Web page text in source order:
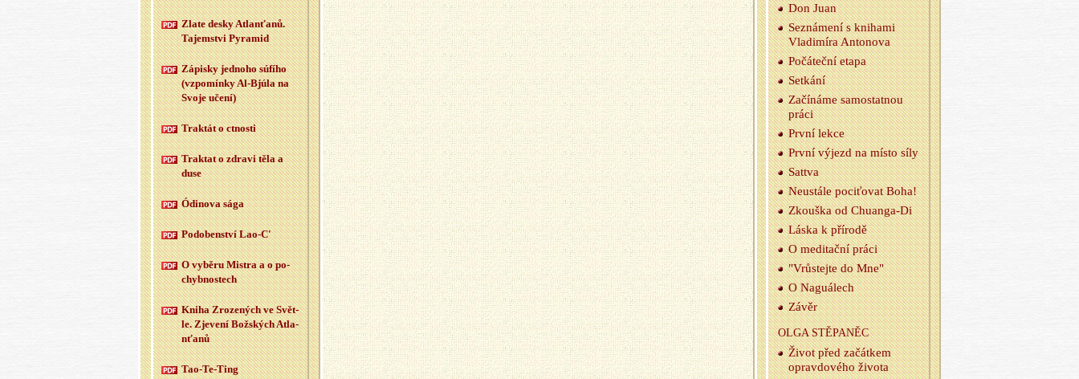
Don Juan
Se­zná­me­ní s kni­ha­mi
Vla­di­mí­ra An­to­no­va
Po­čá­teč­ní etapa
Se­tká­ní
Za­čí­ná­me sa­mo­stat­nou
práci
První lekce
První vý­jezd na místo síly
Sat­tva
Ne­u­stá­le po­ci­ťo­vat Boha!
Zkouš­ka od Chu­an­ga-Di
Láska k pří­ro­dě
O me­di­tač­ní práci
"Vrůs­tej­te do Mne"
O Na­gu­á­lech
Závěr
OLGA STĚ­PA­NĚC
Život před za­čát­kem
oprav­do­vé­ho ži­vo­ta
Zlate desky At­la­n­ťa­nů.
Ta­jem­st­vi Py­ra­mid
Zá­pis­ky jed­no­ho sú­fí­ho
(vzpo­mín­ky Al-Bj­úla na
Svoje učení)
Trak­tát o ctnos­ti
Trak­tat o zdra­vi těla a
duse
Ódi­no­va sága
Po­do­ben­ství Lao-C'
O vy­bě­ru Mi­s­tra a o po­
chyb­nos­tech
Kniha Zro­ze­ných ve Svět­
le. Zje­ve­ní Bož­ských At­la­
n­ťa­nů
Tao-Te-Ting